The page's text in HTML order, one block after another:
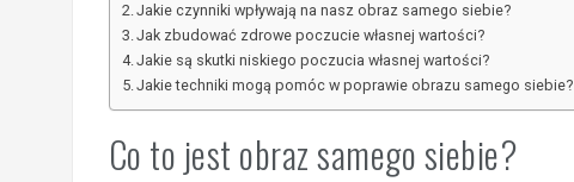
Jakie czynniki wpływają na nasz obraz samego siebie?
Jak zbudować zdrowe poczucie własnej wartości?
Jakie są skutki niskiego poczucia własnej wartości?
Jakie techniki mogą pomóc w poprawie obrazu samego siebie?
Co to jest obraz samego siebie?